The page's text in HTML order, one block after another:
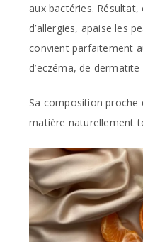
aux bactéries.
d’allergies, apaise les
convient parfaitement
d’eczéma, de
Sa composition proche
matière naturellement